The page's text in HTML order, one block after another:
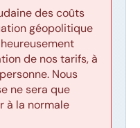
des coûts
géopolitique
de nos tarifs, à
Nous
ne sera que
à la normale